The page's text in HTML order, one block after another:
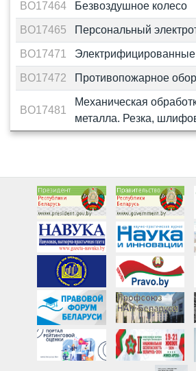
BO17464 Безвоздушное колесо
BO17465 Персональный
BO17471 Электрифицированные
BO17472 Противопожарное
BO17481
Механическая
металла. Резка,